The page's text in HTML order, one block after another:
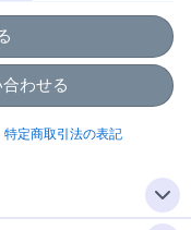
わせる
特定商取引法の表記